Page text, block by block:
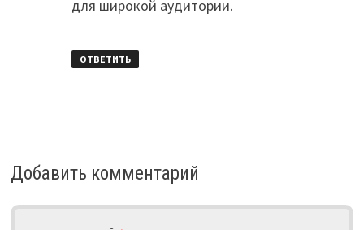
для широкой аудитории.
ОТВЕТИТЬ
Добавить комментарий